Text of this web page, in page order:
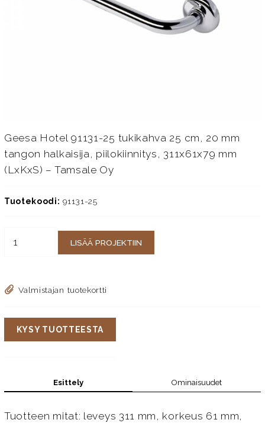
Geesa Hotel 91131-25 tukikahva 25 cm, 20 mm
tangon halkaisija, piilokiinnitys, 311x61x79 mm
(LxKxS) – Tamsale Oy
Tuotekoodi: 91131-25
LISÄÄ PROJEKTIIN
Valmistajan tuotekortti
KYSY TUOTTEESTA
Esittely Ominaisuudet
Tuotteen mitat: leveys 311 mm, korkeus 61 mm,